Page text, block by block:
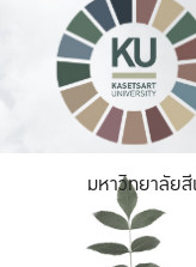
มหาวิทยาลัยสี